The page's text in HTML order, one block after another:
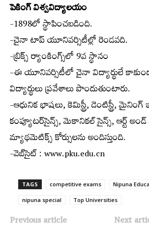
పెకింగ్ విశ్వవిద్యాలయం
-1898లో స్థాపించబడింది.
-చైనా టాప్ యూనివర్సిటీల్లో రెండవది.
-బ్రిక్స్ ర్యాంకింగ్స్‌లో 9వ స్థానం
-ఈ యూనివర్సిటీలో చైనా విద్యార్థులే
విద్యార్థులు ప్రవేశాలు పొందుతుంటారు.
-ఆధునిక భాషలు, కెమిస్ట్రీ, డెంటిస్ట్రీ,
కంప్యూటర్‌సైన్స్, మెకానికల్ సైన్స్, ఆర్ట్
మ్యాథమెటిక్స్ కోర్సులను అందిస్తుంది.
-వెబ్‌సైట్ : www.pku.edu.cn
TAGS competitive exams Nipuna
nipuna special Top Universities
Previous article
Next